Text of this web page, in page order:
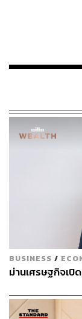
การทำงานในว
ทำงานเพื่อประเ
เติบโตอย่างมีเ
ภาคส่วน
“EVAT จะทำห
เอกชน ภาคกา
มาตรฐาน เทค
โครงสร้างพื้นฐ
เปลี่ยนผ่านของ
ลงทุนและการถ่
อย่างต่อเนื่อง”
ใหม่อยู่ระหว่างจั
สำหรับวาระปี
BUSINESS /
ม่านเศรษฐกิจเปิ